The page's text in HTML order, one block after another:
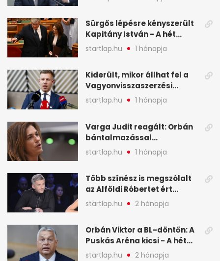
legfontosabb hírei
Sürgős lépésre kényszerült
Kapitány István - A hét
legfontosabb hírei
képekben
startlap.hu 1 hónapja
Kiderült, mikor állhat fel a
Vagyonvisszaszerzési
Hivatal - A hét legfontosabb
hírei képekben
startlap.hu 1 hónapja
Varga Judit reagált: Orbán
bántalmazással
kapcsolatban emlegette - A
hét legfontosabb hírei
startlap.hu 1 hónapja
Több színész is megszólalt
az Alföldi Róbertet ért
vádakról - A hét
legfontosabb hírei
startlap.hu 2 hónapja
Orbán Viktor a BL-döntőn: A
Puskás Aréna kicsi - A hét
legfontosabb hírei képeken
startlap.hu 2 hónapja